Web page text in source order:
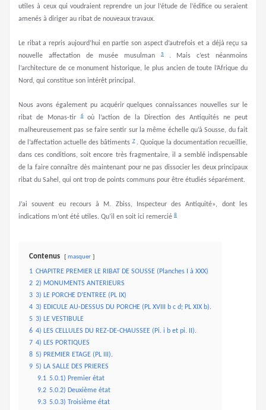
utiles à ceux qui vou­draient reprendre un jour l’étude de l’édifice ou seraient
amenés à diriger au ribat de nouveaux travaux.
Le ribat a repris aujourd’hui en partie son aspect d’autrefois et a déjà reçu sa
nouvelle affec­tation de musée musulman5
. Mais c’est néanmoins
l’architecture de ce monument historique, le plus ancien de toute l’Afrique du
Nord, qui constitue son intérêt principal.
Nous avons également pu acquérir quelques connaissances nouvelles sur le
ribat de Monas-tir6
où l’action de la Direction des Antiquités ne peut
malheureusement pas se faire sentir sur la même échelle qu’à Sousse, du fait
de l’affectation actuelle des bâtiments7 . Quoique la documentation recueillie,
dans ces conditions, soit encore très fragmentaire, il a semblé indispensable
de la faire connaître dès maintenant pour ne pas dissocier les deux principaux
ribat du Sahel, qui ont trop de points communs pour être étudiés séparément.
J’ai souvent eu recours à M. Zbiss, Inspecteur des Antiquité», dont les
indications m’ont été utiles. Qu’il en soit ici remercié 8
Contenus masquer
1 CHAPITRE PREMIER LE RIBAT DE SOUSSE (Planches I à XXX)
2 2) MONUMENTS ANTERIEURS
3 3) LE PORCHE D’ENTREE (PL IX)
4 3) EDICULE AU-DESSUS DU PORCHE (PL XVIII b c d; PL XIX b).
5 3) LE VESTIBULE
6 4) LES CELLULES DU REZ-DE-CHAUSSEE (Pi. i b et pi. II).
7 4) LES PORTIQUES
8 5) PREMIER ETAGE (PL III).
9 5) LA SALLE DES PRIERES
9.1 5.0.1) Premier état
9.2 5.0.2) Deuxième état
9.3 5.0.3) Troisième état